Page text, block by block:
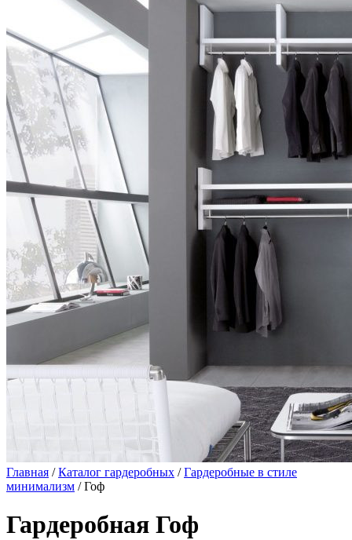
Главная /Каталог гардеробных /Гардеробные в стиле
минимализм / Гоф
Гардеробная Гоф